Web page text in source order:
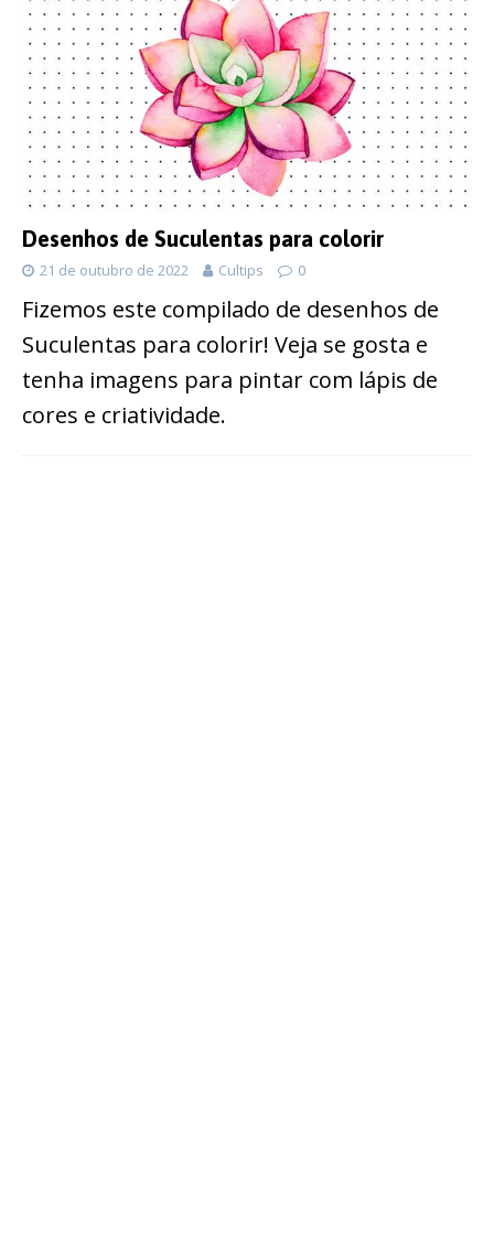
Desenhos de Suculentas para colorir
21 de outubro de 2022 Cultips 0
Fizemos este compilado de desenhos de
Suculentas para colorir! Veja se gosta e
tenha imagens para pintar com lápis de
cores e criatividade.